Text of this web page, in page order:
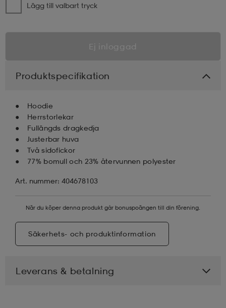
Lägg till valbart tryck
Ej inloggad
Produktspecifikation
Hoodie
Herrstorlekar
Fullängds dragkedja
Justerbar huva
Två sidofickor
77% bomull och 23% återvunnen polyester
Art. nummer: 404678103
När du köper denna produkt går bonuspoängen till din förening.
Säkerhets- och produktinformation
Leverans & betalning